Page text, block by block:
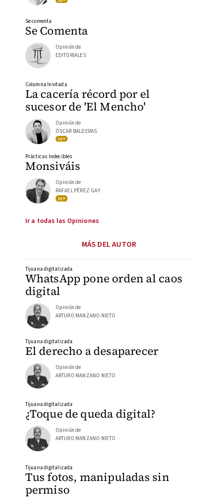
Se Comenta
Se comenta
Opinión de
EDITORIALES
La cacería récord por el
sucesor de 'El Mencho'
Columna Invitada
Opinión de
ÓSCAR BALDERAS
Monsiváis
Prácticas Indecibles
Opinión de
RAFAEL PÉREZ GAY
Ir a todas las Opiniones
MÁS DEL AUTOR
WhatsApp pone orden al caos
digital
Tijuana digitalizada
Opinión de
ARTURO MANZANO NIETO
El derecho a desaparecer
Tijuana digitalizada
Opinión de
ARTURO MANZANO NIETO
¿Toque de queda digital?
Tijuana digitalizada
Opinión de
ARTURO MANZANO NIETO
Tus fotos, manipuladas sin
permiso
Tijuana digitalizada